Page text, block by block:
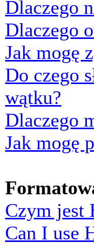
Dlaczego
Dlaczego
Jak mogę
Do czego
wątku?
Dlaczego
Jak mogę
Czym jest
Can I use